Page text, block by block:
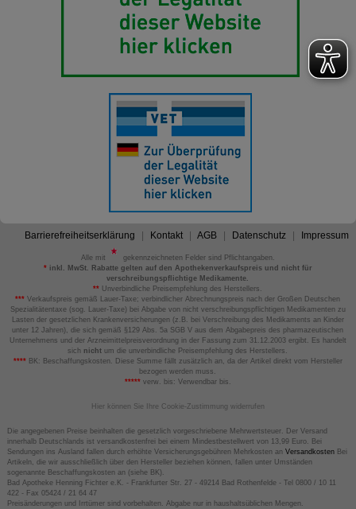
Barrierefreiheitserklärung Kontakt AGB Datenschutz Impressum
Alle mit
gekennzeichneten Felder sind Pflichtangaben.
*inkl. MwSt. Rabatte gelten auf den Apothekenverkaufspreis und nicht für
verschreibungspflichtige Medikamente.
** Unverbindliche Preisempfehlung des Herstellers.
*** Verkaufspreis gemäß Lauer-Taxe; verbindlicher Abrechnungspreis nach der Großen Deutschen
Spezialitätentaxe (sog. Lauer-Taxe) bei Abgabe von nicht verschreibungspflichtigen Medikamenten zu
Lasten der gesetzlichen Krankenversicherungen (z.B. bei Verschreibung des Medikaments an Kinder
unter 12 Jahren), die sich gemäß §129 Abs. 5a SGB V aus dem Abgabepreis des pharmazeutischen
Unternehmens und der Arzneimittelpreisverordnung in der Fassung zum 31.12.2003 ergibt. Es handelt
sich nicht um die unverbindliche Preisempfehlung des Herstellers.
****BK: Beschaffungskosten. Diese Summe fällt zusätzlich an, da der Artikel direkt vom Hersteller
bezogen werden muss.
*****verw. bis: Verwendbar bis.
Hier können Sie Ihre Cookie-Zustimmung widerrufen
Die angegebenen Preise beinhalten die gesetzlich vorgeschriebene Mehrwertsteuer. Der Versand
innerhalb Deutschlands ist versandkostenfrei bei einem Mindestbestellwert von 13,99 Euro. Bei
Sendungen ins Ausland fallen durch erhöhte Versicherungsgebühren Mehrkosten an VersandkostenBei
Artikeln, die wir ausschließlich über den Hersteller beziehen können, fallen unter Umständen
sogenannte Beschaffungskosten an (siehe BK).
Bad Apotheke Henning Fichter e.K. - Frankfurter Str. 27 - 49214 Bad Rothenfelde - Tel 0800 / 10 11
422 - Fax 05424 / 21 64 47
Preisänderungen und Irrtümer sind vorbehalten. Abgabe nur in haushaltsüblichen Mengen.